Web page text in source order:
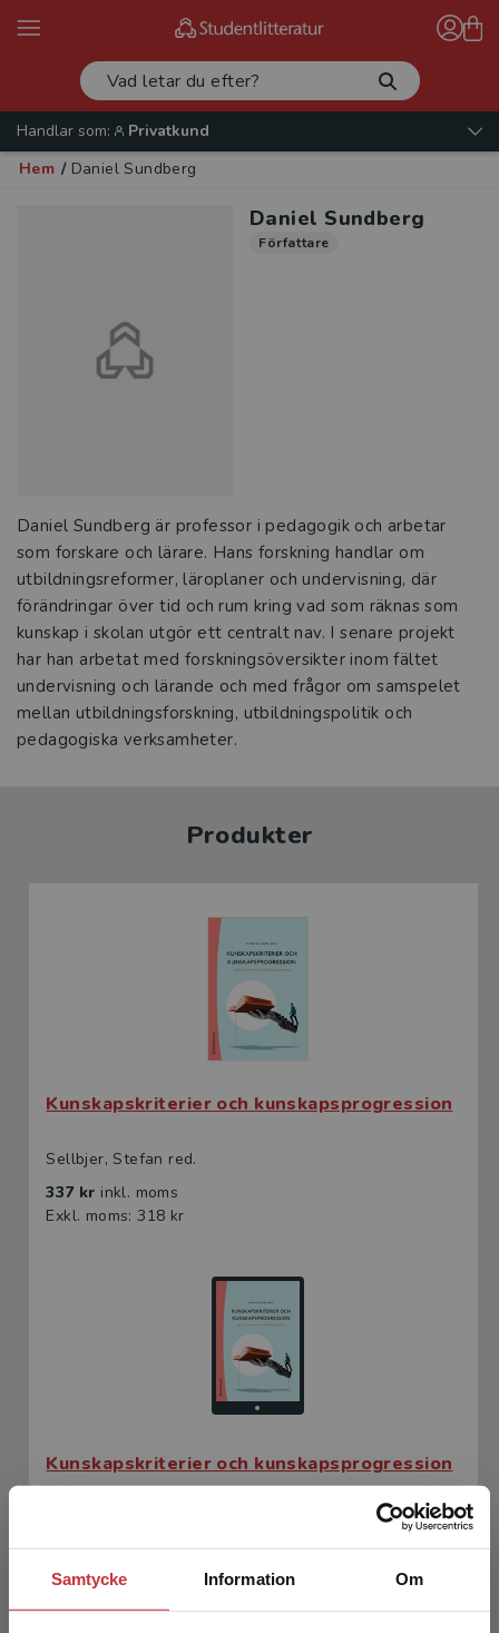
Samtycke Information Om
Handlar som:
Privatkund
Hem / Daniel Sundberg
Daniel Sundberg
Författare
Daniel Sundberg är professor i pedagogik och arbetar
som forskare och lärare. Hans forskning handlar om
utbildningsreformer, läroplaner och undervisning, där
förändringar över tid och rum kring vad som räknas som
kunskap i skolan utgör ett centralt nav. I senare projekt
har han arbetat med forskningsöversikter inom fältet
undervisning och lärande och med frågor om samspelet
mellan utbildningsforskning, utbildningspolitik och
pedagogiska verksamheter.
Produkter
Kunskapskriterier och kunskapsprogression
Sellbjer, Stefan red.
337 kr inkl. moms
Exkl. moms: 318 kr
Kunskapskriterier och kunskapsprogression
209 krinkl. moms
Exkl. moms: 197 kr